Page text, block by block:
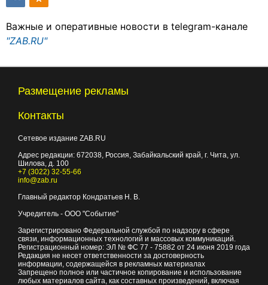
Важные и оперативные новости в telegram-канале
"ZAB.RU"
Размещение рекламы
Контакты
Сетевое издание ZAB.RU
Адрес редакции: 672038, Россия, Забайкальский край, г. Чита, ул.
Шилова, д. 100
+7 (3022) 32-55-66
info@zab.ru
Главный редактор Кондратьев Н. В.
Учредитель - ООО "Событие"
Зарегистрировано Федеральной службой по надзору в сфере
связи, информационных технологий и массовых коммуникаций.
Регистрационный номер: ЭЛ № ФС 77 - 75882 от 24 июня 2019 года
Редакция не несет ответственности за достоверность
информации, содержащейся в рекламных материалах
Запрещено полное или частичное копирование и использование
любых материалов сайта, как составных произведений, включая